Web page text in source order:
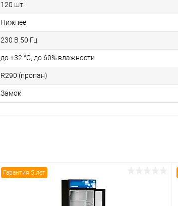
120 шт.
Нижнее
230 В 50 Гц
до +32 °С, до 60% влажности
R290 (пропан)
Замок
Гарантия 5 лет